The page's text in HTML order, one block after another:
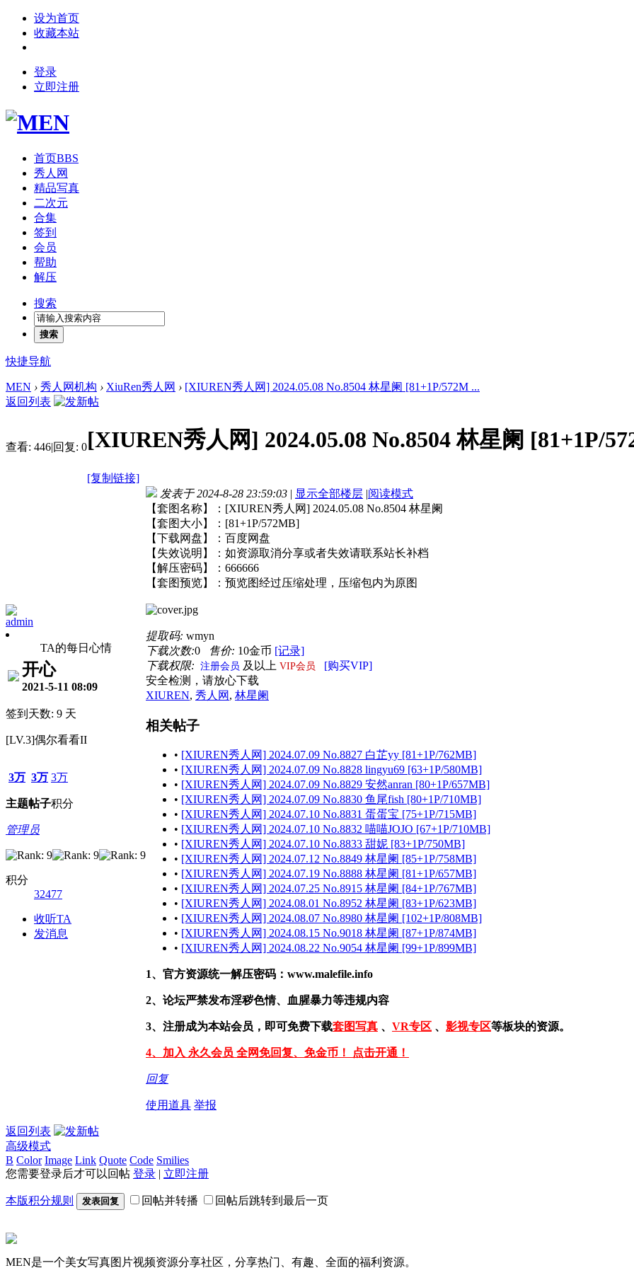
设为首页
收藏本站
登录
立即注册
首页BBS
秀人网
精品写真
二次元
合集
签到
会员
帮助
解压
搜索
搜索
快捷导航
MEN › 秀人网机构 › XiuRen秀人网 › [XIUREN秀人网] 2024.05.08 No.8504 林星阑 [81+1P/572M ...
返回列表
查看: 446|回复: 0[XIUREN秀人网] 2024.05.08 No.8504 林星阑 [81+1P/
[复制链接]
admin
TA的每日心情
开心
2021-5-11 08:09
签到天数: 9 天
[LV.3]偶尔看看II
3万
主题
3万
帖子
3万
积分
管理员
积分
32477
收听TA
发消息
发表于 2024-8-28 23:59:03 | 显示全部楼层 |阅读模式
【套图名称】：[XIUREN秀人网] 2024.05.08 No.8504 林星阑
【套图大小】：[81+1P/572MB]
【下载网盘】：百度网盘
【失效说明】：如资源取消分享或者失效请联系站长补档
【解压密码】：666666
【套图预览】：预览图经过压缩处理，压缩包内为原图
提取码: wmyn
下载次数:0 售价: 10金币 [记录]
下载权限: 注册会员 及以上 VIP会员
[购买VIP]
安全检测，请放心下载
XIUREN, 秀人网 , 林星阑
相关帖子
• [XIUREN秀人网] 2024.07.09 No.8827 白芷yy [81+1P/762MB]
• [XIUREN秀人网] 2024.07.09 No.8828 lingyu69 [63+1P/580MB]
• [XIUREN秀人网] 2024.07.09 No.8829 安然anran [80+1P/657MB]
• [XIUREN秀人网] 2024.07.09 No.8830 鱼尾fish [80+1P/710MB]
• [XIUREN秀人网] 2024.07.10 No.8831 蛋蛋宝 [75+1P/715MB]
• [XIUREN秀人网] 2024.07.10 No.8832 喵喵JOJO [67+1P/710MB]
• [XIUREN秀人网] 2024.07.10 No.8833 甜妮 [83+1P/750MB]
• [XIUREN秀人网] 2024.07.12 No.8849 林星阑 [85+1P/758MB]
• [XIUREN秀人网] 2024.07.19 No.8888 林星阑 [81+1P/657MB]
• [XIUREN秀人网] 2024.07.25 No.8915 林星阑 [84+1P/767MB]
• [XIUREN秀人网] 2024.08.01 No.8952 林星阑 [83+1P/623MB]
• [XIUREN秀人网] 2024.08.07 No.8980 林星阑 [102+1P/808MB]
• [XIUREN秀人网] 2024.08.15 No.9018 林星阑 [87+1P/874MB]
• [XIUREN秀人网] 2024.08.22 No.9054 林星阑 [99+1P/899MB]
1、官方资源统一解压密码：www.malefile.info
2、论坛严禁发布淫秽色情、血腥暴力等违规内容
3、注册成为本站会员，即可免费下载套图写真 、 VR专区 、 影视专区等板块的资源。
4、加入 永久会员 全网免回复、免金币！ 点击开通！
回复
使用道具 举报
返回列表
高级模式
B Color Image Link Quote Code Smilies
您需要登录后才可以回帖 登录 | 立即注册
本版积分规则 发表回复 回帖并转播 回帖后跳转到最后一页
MEN是一个美女写真图片视频资源分享社区，分享热门、有趣、全面的福利资源。